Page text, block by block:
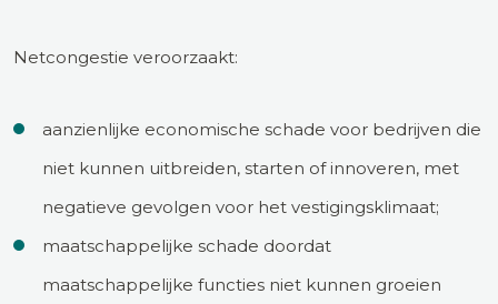
Netcongestie veroorzaakt:
aanzienlijke economische schade voor bedrijven die
niet kunnen uitbreiden, starten of innoveren, met
negatieve gevolgen voor het vestigingsklimaat;
maatschappelijke schade doordat
maatschappelijke functies niet kunnen groeien